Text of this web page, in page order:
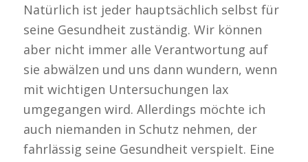
Natürlich ist jeder hauptsächlich selbst für
seine Gesundheit zuständig. Wir können
aber nicht immer alle Verantwortung auf
sie abwälzen und uns dann wundern, wenn
mit wichtigen Untersuchungen lax
umgegangen wird. Allerdings möchte ich
auch niemanden in Schutz nehmen, der
fahrlässig seine Gesundheit verspielt. Eine